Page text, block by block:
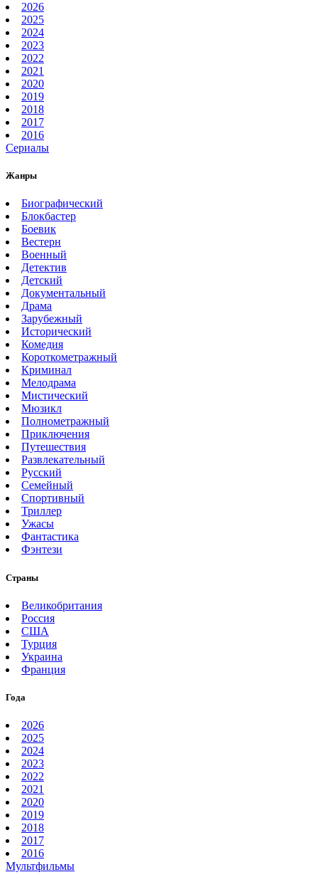
2026
2025
2024
2023
2022
2021
2020
2019
2018
2017
2016
Сериалы
Жанры
Биографический
Блокбастер
Боевик
Вестерн
Военный
Детектив
Детский
Документальный
Драма
Зарубежный
Исторический
Комедия
Короткометражный
Криминал
Мелодрама
Мистический
Мюзикл
Полнометражный
Приключения
Путешествия
Развлекательный
Русский
Семейный
Спортивный
Триллер
Ужасы
Фантастика
Фэнтези
Страны
Великобритания
Россия
США
Турция
Украина
Франция
Года
2026
2025
2024
2023
2022
2021
2020
2019
2018
2017
2016
Мультфильмы